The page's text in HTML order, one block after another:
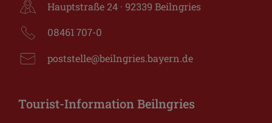
Hauptstraße 24 · 92339 Beilngries
08461 707-0
poststelle@beilngries.bayern.de
Tourist-Information Beilngries